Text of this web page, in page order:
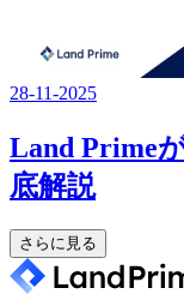
28-11-2025
Land Prime
底解説
さらに見る